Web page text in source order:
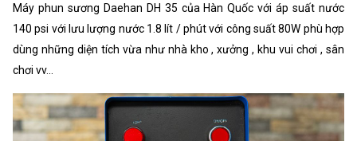
Máy phun sương Daehan DH 35 của Hàn Quốc với áp suất nước
140 psi với lưu lượng nước 1.8 lít / phút với công suất 80W phù hợp
dùng những diện tích vừa như nhà kho , xưởng , khu vui chơi , sân
chơi vv...